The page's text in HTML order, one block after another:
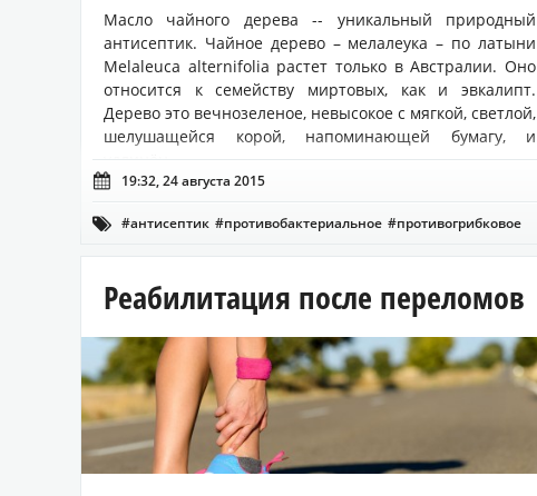
Масло чайного дерева -- уникальный природный
антисептик. Чайное дерево – мелалеука – по латыни
Melaleuca alternifolia растет только в Австралии. Оно
относится к семейству миртовых, как и эвкалипт.
Дерево это вечнозеленое, невысокое с мягкой, светлой,
шелушащейся корой, напоминающей бумагу, и
удлинён...
 19:32, 24 августа 2015
 #антисептик #противобактериальное #противогрибковое
Реабилитация после переломов